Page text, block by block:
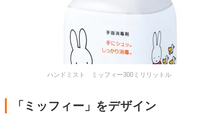
ハンドミスト ミッフィー300ミリリットル
「ミッフィー」をデザイン